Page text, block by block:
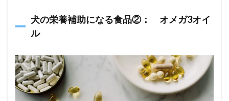
犬の栄養補助になる食品②： オメガ3オイ
ル